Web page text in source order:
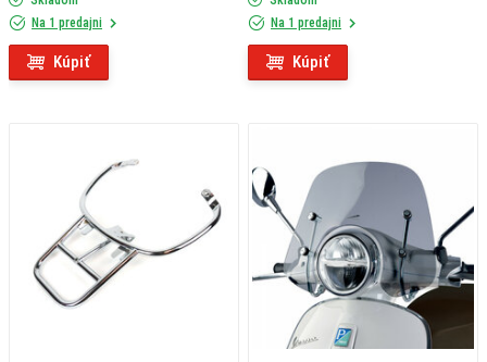
Na 1 predajni
Kúpiť
Na 1 predajni
Kúpiť